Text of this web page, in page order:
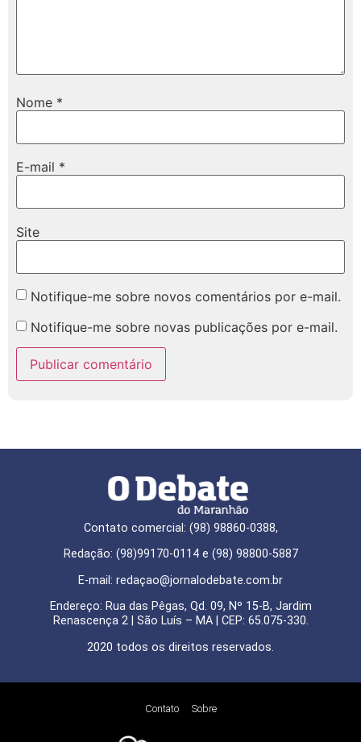
Nome *
E-mail *
Site
Notifique-me sobre novos comentários por e-mail.
Notifique-me sobre novas publicações por e-mail.
Contato comercial: (98) 98860-0388,
Redação: (98)99170-0114 e (98) 98800-5887
E-mail: redaçao@jornalodebate.com.br
Endereço: Rua das Pêgas, Qd. 09, Nº 15-B, Jardim
Renascença 2 | São Luís – MA | CEP: 65.075-330.
2020 todos os direitos reservados.
Contato Sobre